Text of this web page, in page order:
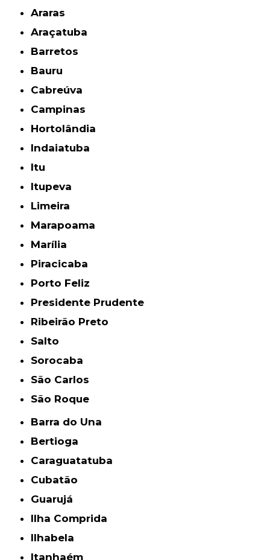
Araras
Araçatuba
Barretos
Bauru
Cabreúva
Campinas
Hortolândia
Indaiatuba
Itu
Itupeva
Limeira
Marapoama
Marília
Piracicaba
Porto Feliz
Presidente Prudente
Ribeirão Preto
Salto
Sorocaba
São Carlos
São Roque
Barra do Una
Bertioga
Caraguatatuba
Cubatão
Guarujá
Ilha Comprida
Ilhabela
Itanhaém